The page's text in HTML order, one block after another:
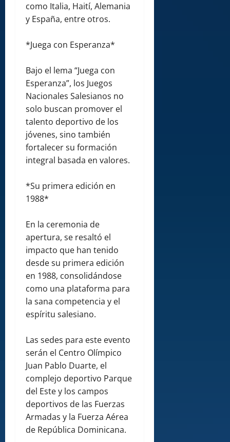
como Italia, Haití, Alemania
y España, entre otros.
*Juega con Esperanza*
Bajo el lema “Juega con
Esperanza”, los Juegos
Nacionales Salesianos no
solo buscan promover el
talento deportivo de los
jóvenes, sino también
fortalecer su formación
integral basada en valores.
*Su primera edición en
1988*
En la ceremonia de
apertura, se resaltó el
impacto que han tenido
desde su primera edición
en 1988, consolidándose
como una plataforma para
la sana competencia y el
espíritu salesiano.
Las sedes para este evento
serán el Centro Olímpico
Juan Pablo Duarte, el
complejo deportivo Parque
del Este y los campos
deportivos de las Fuerzas
Armadas y la Fuerza Aérea
de República Dominicana.